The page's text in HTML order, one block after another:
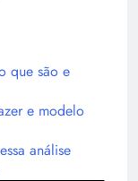
que são e
e modelo
análise